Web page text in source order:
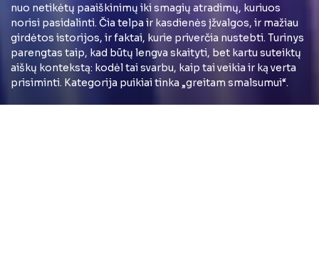
nuo netikėtų paaiškinimų iki smagių atradimų, kuriuos
norisi pasidalinti. Čia telpa ir kasdienės įžvalgos, ir mažiau
girdėtos istorijos, ir faktai, kurie priverčia nustebti. Turinys
parengtas taip, kad būtų lengva skaityti, bet kartu suteiktų
aiškų kontekstą: kodėl tai svarbu, kaip tai veikia ir ką verta
prisiminti. Kategorija puikiai tinka „greitam smalsumui“.